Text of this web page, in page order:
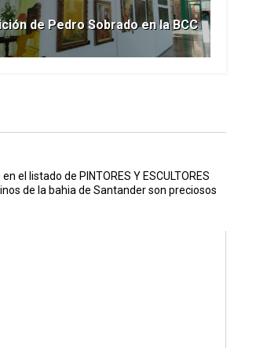
de Pedro Sobrado en la BCC
el listado de PINTORES Y ESCULTORES
de la bahia de Santander son preciosos